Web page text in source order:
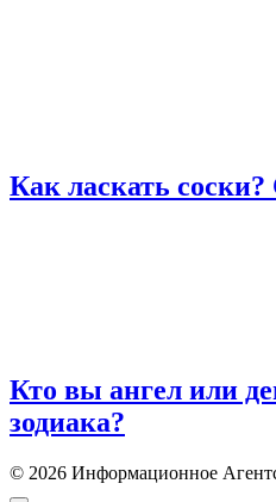
Как ласкать
Кто вы ангел или
зодиака?
© 2026 Информационное